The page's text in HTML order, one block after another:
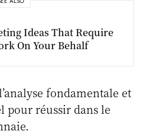
Ideas That Require
On Your Behalf
fondamentale et
pour réussir dans le